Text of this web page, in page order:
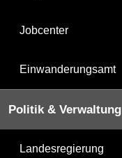
Jobcenter
Einwanderungsamt
Politik & Verwaltung
Landesregierung